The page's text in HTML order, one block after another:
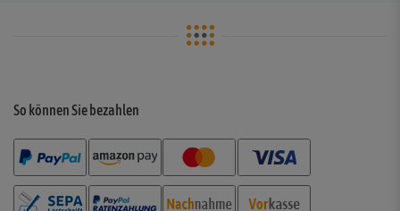
So können Sie bezahlen